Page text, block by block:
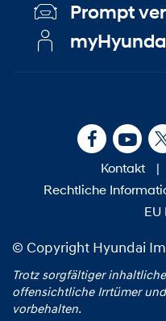
Prompt
Kontakt |
Rechtliche
EU
© Copyright Hyundai
Trotz sorgfältiger
offensichtliche Irrtümer
vorbehalten.